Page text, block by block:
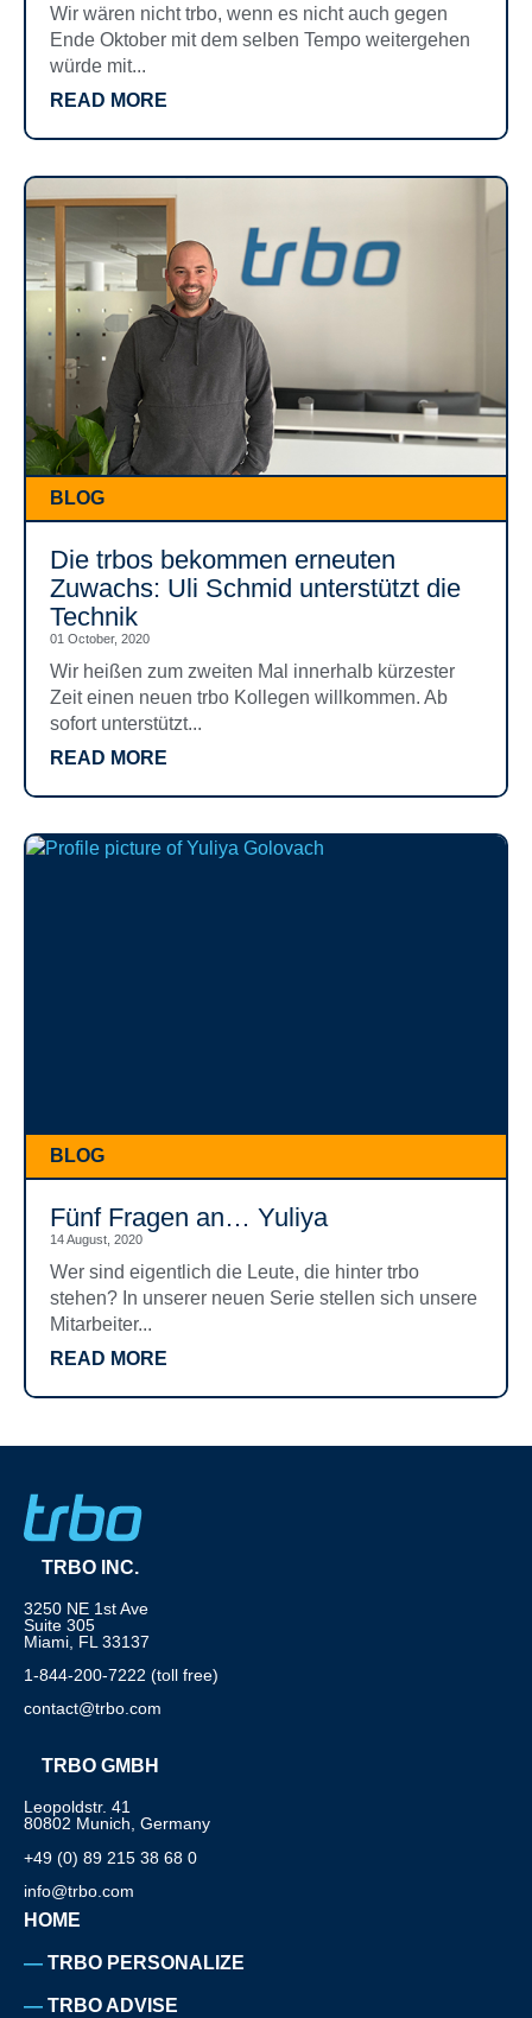
Wir wären nicht trbo, wenn es nicht auch gegen
Ende Oktober mit dem selben Tempo weitergehen
würde mit...
READ MORE
BLOG
Die trbos bekommen erneuten
Zuwachs: Uli Schmid unterstützt die
Technik
01 October, 2020
Wir heißen zum zweiten Mal innerhalb kürzester
Zeit einen neuen trbo Kollegen willkommen. Ab
sofort unterstützt...
READ MORE
BLOG
Fünf Fragen an… Yuliya
14 August, 2020
Wer sind eigentlich die Leute, die hinter trbo
stehen? In unserer neuen Serie stellen sich unsere
Mitarbeiter...
READ MORE
TRBO INC.
3250 NE 1st Ave
Suite 305
Miami, FL 33137
1-844-200-7222 (toll free)
contact@trbo.com
TRBO GMBH
Leopoldstr. 41
80802 Munich, Germany
+49 (0) 89 215 38 68 0
info@trbo.com
HOME
TRBO PERSONALIZE
TRBO ADVISE